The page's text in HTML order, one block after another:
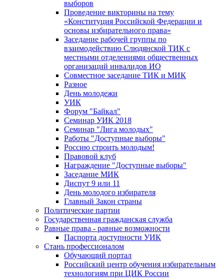
выборов
Проведение викторины на тему
«Конституция Российской Федерации и
основы избирательного права»
Заседание рабочей группы по
взаимодействию Слюдянской ТИК с
местными отделениями общественных
организаций инвалидов ИО
Совместное заседание ТИК и МИК
Разное
День молодежи
УИК
Форум "Байкал"
Семинар УИК 2018
Семинар "Лига молодых"
Работы "Доступные выборы"
Россию строить молодым!
Правовой клуб
Награждение "Доступные выборы"
Заседание МИК
Диспут 9 или 11
День молодого избирателя
Главный Закон страны
Политические партии
Государственная гражданская служба
Равные права - равные возможности
Паспорта доступности УИК
Стань профессионалом
Обучающий портал
Российский центр обучения избирательным
технологиям при ЦИК России